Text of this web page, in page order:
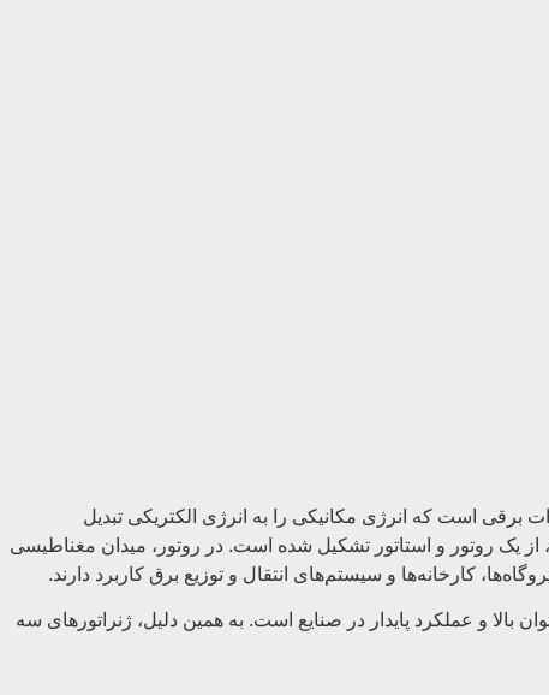
برقی است که انرژی مکانیکی را به انرژی الکتریکی تبدیل
، از یک روتور و استاتور تشکیل شده است. در روتور، میدان مغناطیسی
کارخانه‌ها و سیستم‌های انتقال و توزیع برق کاربرد دارند.
بالا و عملکرد پایدار در صنایع است. به همین دلیل، ژنراتورهای سه